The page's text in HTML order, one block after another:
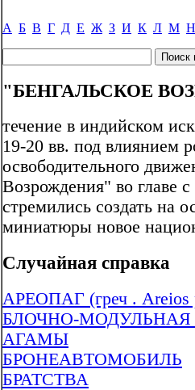
А Б В Г Д Е Ж З И К Л М Н
"БЕНГАЛЬСКОЕ
течение в индийском
19-20 вв. под влиянием
освободительного
Возрождения" во главе
стремились создать на
миниатюры новое
Случайная справка
АРЕОПАГ (греч . Areios
БЛОЧНО-
АГАМЫ
БРОНЕАВТОМОБИЛЬ
БРАТСТВА